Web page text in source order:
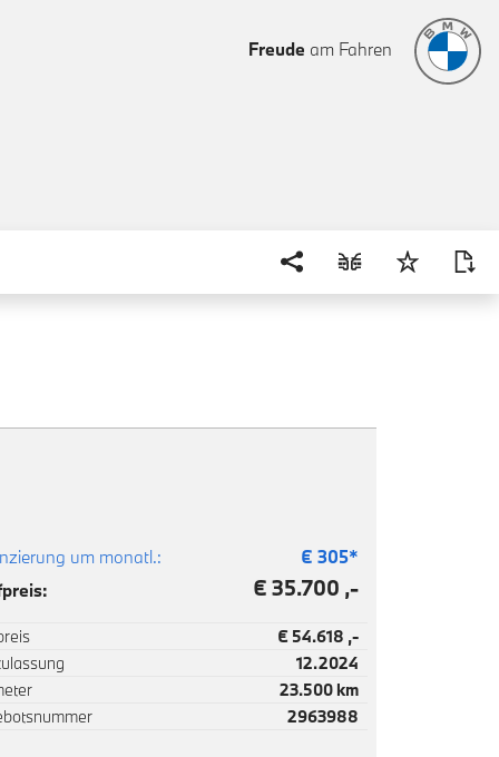
Freude am Fahren
um monatl.: € 305*
€ 35.700 ,-
€ 54.618 ,-
12.2024
23.500 km
2963988